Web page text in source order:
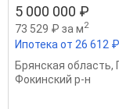
5 000 000 ₽
73 529 ₽ за м2
Ипотека от 26 612
Брянская область,
Фокинский р-н